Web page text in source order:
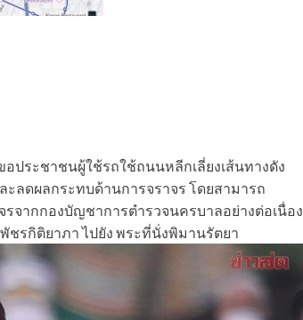
ประชาชนผู้ใช้รถใช้ถนนหลีกเลี่ยงเส้นทางดัง
ะลดผลกระทบด้านการจราจร โดยสามารถ
จากกองบัญชาการตำรวจนครบาลอย่างต่อเนื่อง
ชรกิติยาภา ไปยัง พระที่นั่งพิมานรัตยา